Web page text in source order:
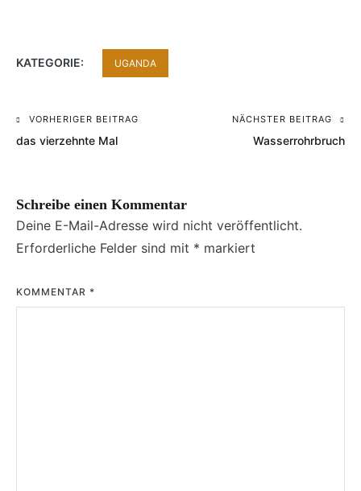
KATEGORIE: UGANDA
Beitragsnavigation
VORHERIGER BEITRAG
das vierzehnte Mal
NÄCHSTER BEITRAG
Wasserrohrbruch
Schreibe einen Kommentar
Deine E-Mail-Adresse wird nicht veröffentlicht.
Erforderliche Felder sind mit * markiert
KOMMENTAR *